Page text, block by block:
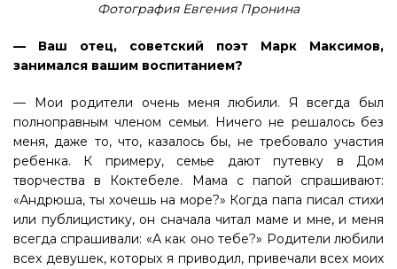
Фотография Евгения Пронина
— Ваш отец, советский поэт Марк Максимов,
занимался вашим воспитанием?
— Мои родители очень меня любили. Я всегда был
полноправным членом семьи. Ничего не решалось без
меня, даже то, что, казалось бы, не требовало участия
ребенка. К примеру, семье дают путевку в Дом
творчества в Коктебеле. Мама с папой спрашивают:
«Андрюша, ты хочешь на море?» Когда папа писал стихи
или публицистику, он сначала читал маме и мне, и меня
всегда спрашивали: «А как оно тебе?» Родители любили
всех девушек, которых я приводил, привечали всех моих